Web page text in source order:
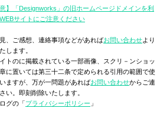
】「Designworks」の旧ホームページドメインを利
サイトにご注意ください
、ご感想、連絡事項などがあればお問い合わせより
します。
トのに掲載されている一部画像、スクリ－ンショッ
に置いては第三十二条で定められる引用の範囲で使
ますが、万が一問題があればお問い合わせからご連
い。即刻削除いたします。
グの「プライバシーポリシー 」